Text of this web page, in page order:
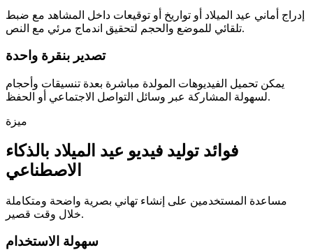
إدراج أماني عيد الميلاد أو تواريخ أو توقيعات داخل المشاهد مع ضبط
تلقائي للموضع والحجم لتحقيق اندماج مرئي مع النص.
تصدير بنقرة واحدة
يمكن تحميل الفيديوهات المولدة مباشرة بعدة تنسيقات وأحجام
لسهولة المشاركة عبر وسائل التواصل الاجتماعي أو الحفظ.
ميزة
فوائد توليد فيديو عيد الميلاد بالذكاء
الاصطناعي
مساعدة المستخدمين على إنشاء تهاني بصرية واضحة ومتكاملة
خلال وقت قصير.
سهولة الاستخدام